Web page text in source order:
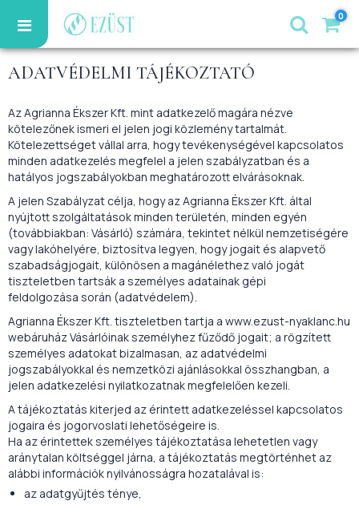
0
ADATVÉDELMI TÁJÉKOZTATÓ
Az Agrianna Ékszer Kft. mint adatkezelő magára nézve
kötelezőnek ismeri el jelen jogi közlemény tartalmát.
Kötelezettséget vállal arra, hogy tevékenységével kapcsolatos
minden adatkezelés megfelel a jelen szabályzatban és a
hatályos jogszabályokban meghatározott elvárásoknak.
A jelen Szabályzat célja, hogy az Agrianna Ékszer Kft. által
nyújtott szolgáltatások minden területén, minden egyén
(továbbiakban: Vásárló) számára, tekintet nélkül nemzetiségére
vagy lakóhelyére, biztosítva legyen, hogy jogait és alapvető
szabadságjogait, különösen a magánélethez való jogát
tiszteletben tartsák a személyes adatainak gépi
feldolgozása során (adatvédelem).
Agrianna Ékszer Kft. tiszteletben tartja a www.ezust-nyaklanc.hu
webáruház Vásárlóinak személyhez fűződő jogait; a rögzített
személyes adatokat bizalmasan, az adatvédelmi
jogszabályokkal és nemzetközi ajánlásokkal összhangban, a
jelen adatkezelési nyilatkozatnak megfelelően kezeli.
A tájékoztatás kiterjed az érintett adatkezeléssel kapcsolatos
jogaira és jogorvoslati lehetőségeire is.
Ha az érintettek személyes tájékoztatása lehetetlen vagy
aránytalan költséggel járna, a tájékoztatás megtörténhet az
alábbi információk nyilvánosságra hozatalával is:
az adatgyűjtés ténye,